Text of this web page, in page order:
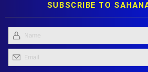
SUBSCRIBE TO